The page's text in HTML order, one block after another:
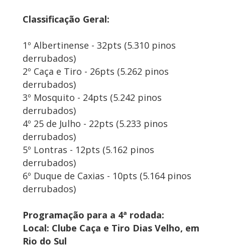
Classificação Geral:
1º Albertinense - 32pts (5.310 pinos
derrubados)
2º Caça e Tiro - 26pts (5.262 pinos
derrubados)
3º Mosquito - 24pts (5.242 pinos
derrubados)
4º 25 de Julho - 22pts (5.233 pinos
derrubados)
5º Lontras - 12pts (5.162 pinos
derrubados)
6º Duque de Caxias - 10pts (5.164 pinos
derrubados)
Programação para a 4ª rodada:
Local: Clube Caça e Tiro Dias Velho, em
Rio do Sul